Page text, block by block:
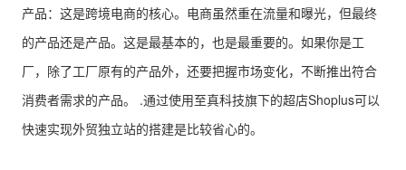
产品：这是跨境电商的核心。电商虽然重在流量和曝光，但最终
的产品还是产品。这是最基本的，也是最重要的。如果你是工
厂，除了工厂原有的产品外，还要把握市场变化，不断推出符合
消费者需求的产品。 .通过使用至真科技旗下的超店Shoplus可以
快速实现外贸独立站的搭建是比较省心的。